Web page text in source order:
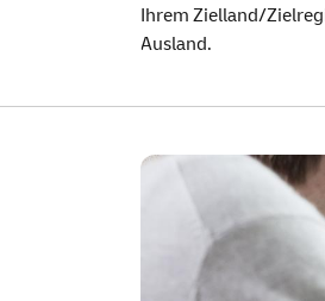
Ihrem Zielland/
Ausland.